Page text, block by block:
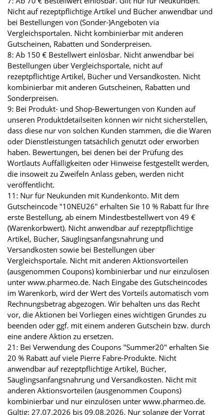
Nicht auf rezeptpflichtige Artikel und Bücher anwendbar und
bei Bestellungen von (Sonder-)Angeboten via
Vergleichsportalen. Nicht kombinierbar mit anderen
Gutscheinen, Rabatten und Sonderpreisen.
8: Ab 150 € Bestellwert einlösbar. Nicht anwendbar bei
Bestellungen über Vergleichsportale, nicht auf
rezeptpflichtige Artikel, Bücher und Versandkosten. Nicht
kombinierbar mit anderen Gutscheinen, Rabatten und
Sonderpreisen.
9: Bei Produkt- und Shop-Bewertungen von Kunden auf
unseren Produktdetailseiten können wir nicht sicherstellen,
dass diese nur von solchen Kunden stammen, die die Waren
oder Dienstleistungen tatsächlich genutzt oder erworben
haben. Bewertungen, bei denen bei der Prüfung des
Wortlauts Auffälligkeiten oder Hinweise festgestellt werden,
die insoweit zu Zweifeln Anlass geben, werden nicht
veröffentlicht.
11: Nur für Neukunden mit Kundenkonto. Mit dem
Gutscheincode "10NEU26" erhalten Sie 10 % Rabatt für Ihre
erste Bestellung, ab einem Mindestbestellwert von 49 €
(Warenkorbwert). Nicht anwendbar auf rezeptpflichtige
Artikel, Bücher, Säuglingsanfangsnahrung und
Versandkosten sowie bei Bestellungen über
Vergleichsportale. Nicht mit anderen Aktionsvorteilen
(ausgenommen Coupons) kombinierbar und nur einzulösen
unter www.pharmeo.de. Nach Eingabe des Gutscheincodes
im Warenkorb, wird der Wert des Vorteils automatisch vom
Rechnungsbetrag abgezogen. Wir behalten uns das Recht
vor, die Aktionen bei Vorliegen eines wichtigen Grundes zu
beenden oder ggf. mit einem anderen Gutschein bzw. durch
eine andere Aktion zu ersetzen.
21: Bei Verwendung des Coupons "Summer20" erhalten Sie
20 % Rabatt auf viele Pierre Fabre-Produkte. Nicht
anwendbar auf rezeptpflichtige Artikel, Bücher,
Säuglingsanfangsnahrung und Versandkosten. Nicht mit
anderen Aktionsvorteilen (ausgenommen Coupons)
kombinierbar und nur einzulösen unter www.pharmeo.de.
Gültig: 27.07.2026 bis 09.08.2026. Nur solange der Vorrat